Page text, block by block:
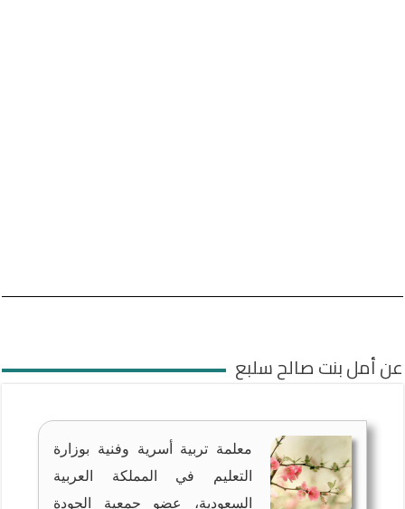
عن أمل بنت صالح سلبع
معلمة تربية أسرية وفنية بوزارة
التعليم في المملكة العربية
السعودية، عضو جمعية الجودة